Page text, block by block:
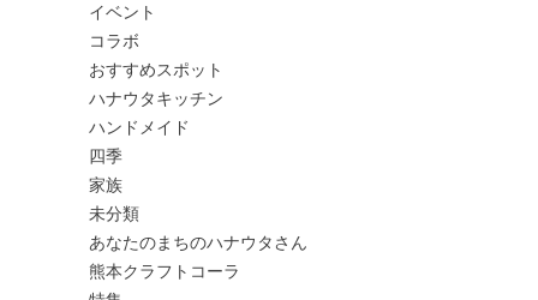
イベント
コラボ
おすすめスポット
ハナウタキッチン
ハンドメイド
四季
家族
未分類
あなたのまちのハナウタさん
熊本クラフトコーラ